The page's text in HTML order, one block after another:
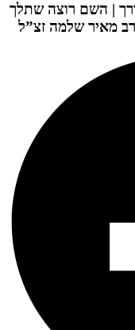
| השם רוצה שתלך
מאיר שלמה זצ”ל